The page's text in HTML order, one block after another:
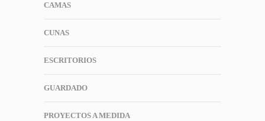
CAMAS
CUNAS
ESCRITORIOS
GUARDADO
PROYECTOS A MEDIDA